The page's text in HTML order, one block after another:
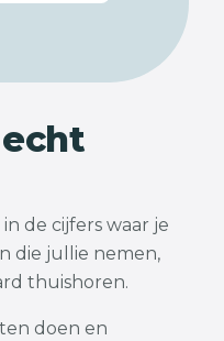
de cijfers waar je
die jullie nemen,
thuishoren.
doen en